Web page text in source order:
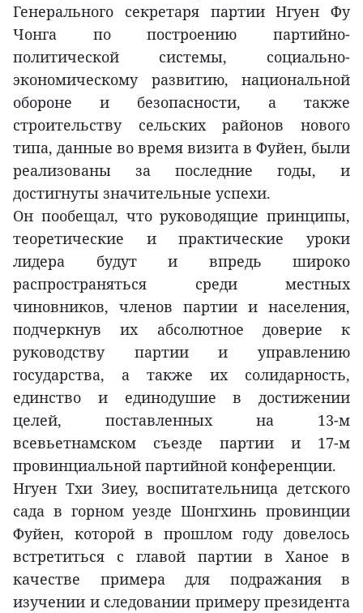
Генерального секретаря партии Нгуен Фу
Чонга по построению партийно-
политической системы, социально-
экономическому развитию, национальной
обороне и безопасности, а также
строительству сельских районов нового
типа, данные во время визита в Фуйен, были
реализованы за последние годы, и
достигнуты значительные успехи.
Он пообещал, что руководящие принципы,
теоретические и практические уроки
лидера будут и впредь широко
распространяться среди местных
чиновников, членов партии и населения,
подчеркнув их абсолютное доверие к
руководству партии и управлению
государства, а также их солидарность,
единство и единодушие в достижении
целей, поставленных на 13-м
всевьетнамском съезде партии и 17-м
провинциальной партийной конференции.
Нгуен Тхи Зиеу, воспитательница детского
сада в горном уезде Шонгхинь провинции
Фуйен, которой в прошлом году довелось
встретиться с главой партии в Ханое в
качестве примера для подражания в
изучении и следовании примеру президента